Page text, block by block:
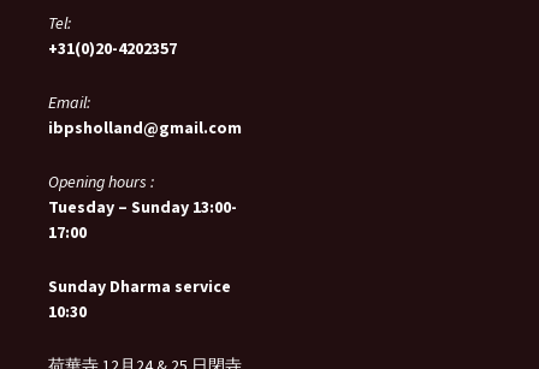
Tel:
+31(0)20-4202357
Email:
ibpsholland@gmail.com
Opening hours :
Tuesday – Sunday 13:00-
17:00
Sunday Dharma service
10:30